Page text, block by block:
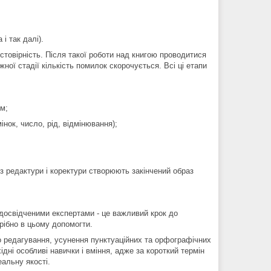
так далі).
Після такої роботи над книгою проводитися
стадії кількість помилок скорочується. Всі ці етапи
число, рід, відмінювання);
і коректури створюють закінчений образ
експертами - це важливий крок до
в цьому допомогти.
усунення пунктуаційних та орфографічних
особливі навички і вміння, адже за короткий термін
якості.